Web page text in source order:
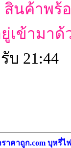
สินค้าพร้
เข้ามา
บ 21:44
าคาถูก.com บุหรี่ไ